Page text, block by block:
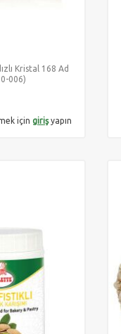
Kristal 168 Ad
006)
için girişyapın